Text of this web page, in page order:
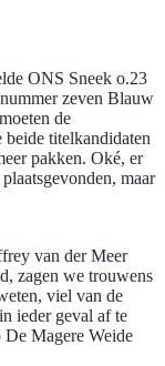
ONS Sneek o.23
zeven Blauw
de
beide titelkandidaten
pakken. Oké, er
maar
van der Meer
zagen we trouwens
viel van de
ieder geval af te
De Magere Weide